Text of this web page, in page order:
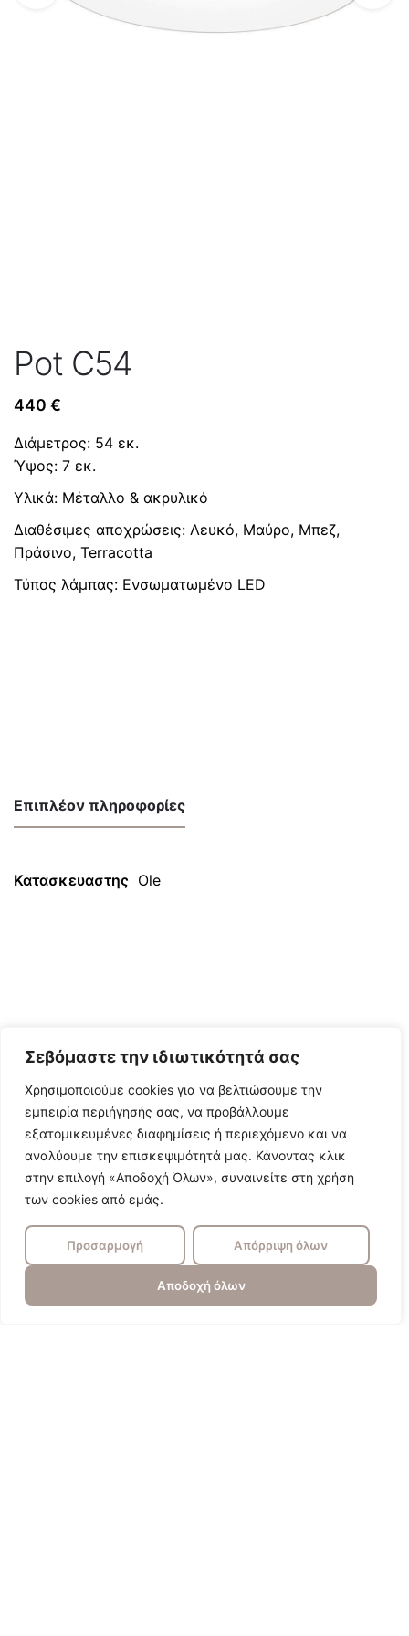
Σεβόμαστε την ιδιωτικότητά σας
Χρησιμοποιούμε cookies για να βελτιώσουμε την
εμπειρία περιήγησής σας, να προβάλλουμε
εξατομικευμένες διαφημίσεις ή περιεχόμενο και να
αναλύουμε την επισκεψιμότητά μας. Κάνοντας κλικ
στην επιλογή «Αποδοχή Όλων», συναινείτε στη χρήση
των cookies από εμάς.
Προσαρμογή Απόρριψη όλων
Αποδοχή όλων
Pot C54
440 €
Διάμετρος: 54 εκ.
Ύψος: 7 εκ.
Υλικά: Μέταλλο & ακρυλικό
Διαθέσιμες αποχρώσεις: Λευκό, Μαύρο, Μπεζ,
Πράσινο, Terracotta
Τύπος λάμπας: Ενσωματωμένo LED
Επιπλέον πληροφορίες
Κατασκευαστης Ole